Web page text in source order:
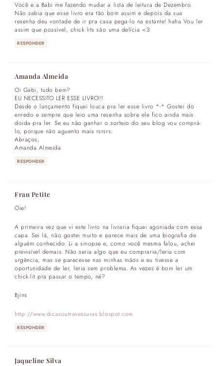
Você e a Babi me fazendo mudar a lista de leitura de Dezembro.
Não sabia que esse livro era tão bom assim e depois da sua
resenha deu vontade de ir pra casa pega-lo na estante! haha Vou ler
assim que possível, chick lits são uma delícia <3
RESPONDER
Amanda Almeida
Oi Gabi, tudo bem?
EU NECESSITO LER ESSE LIVRO!!!
Desde o lançamento fiquei louca pra ler esse livro *-* Gostei do
enredo e sempre que leio uma resenha sobre ele fico ainda mais
doida pra ler. Se eu não ganhar o sorteio do seu blog vou comprá-
lo, porque não aguento mais rsrsrs.
Abraços,
Amanda Almeida
RESPONDER
Fran Petite
Oie!
A primeira vez que vi este livro na livraria fiquei agoniada com essa
capa. Sei lá, não gostei muito e parece mais de uma biografia de
alguém conhecido. Li a sinopse e, como você mesma falou, achei
previsível demais. Não seria algo que eu compraria/leria com
urgência, mas se parecesse nas minhas mãos e eu tivesse a
oportunidade de ler, leria sem problema. As vezes é bom ler um
chick-lit pra passar o tempo, né?
Bjins
http://www.dicasoutravessuras.blospot.com
RESPONDER
Jaqueline Silva